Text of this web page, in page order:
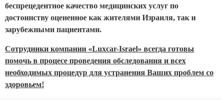
беспрецедентное качество медицинских услуг по
достоинству оцененное как жителями Израиля, так и
зарубежными пациентами.
Сотрудники компании «Luxcar-Israel» всегда готовы
помочь в процесе проведения обследования и всех
необходимых процедур для устранения Ваших проблем со
здоровьем!